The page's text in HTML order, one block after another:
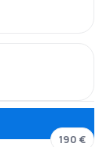
190 €